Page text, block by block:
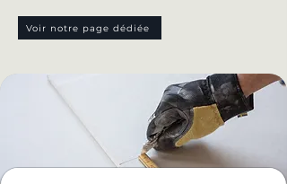
Voir notre page dédiée